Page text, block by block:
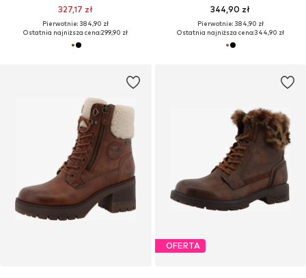
327,17 zł
Pierwotnie: 384,90 zł
Ostatnia najniższa cena:299,90 zł
344,90 zł
Pierwotnie: 384,90 zł
Ostatnia najniższa cena:344,90 zł
OFERTA